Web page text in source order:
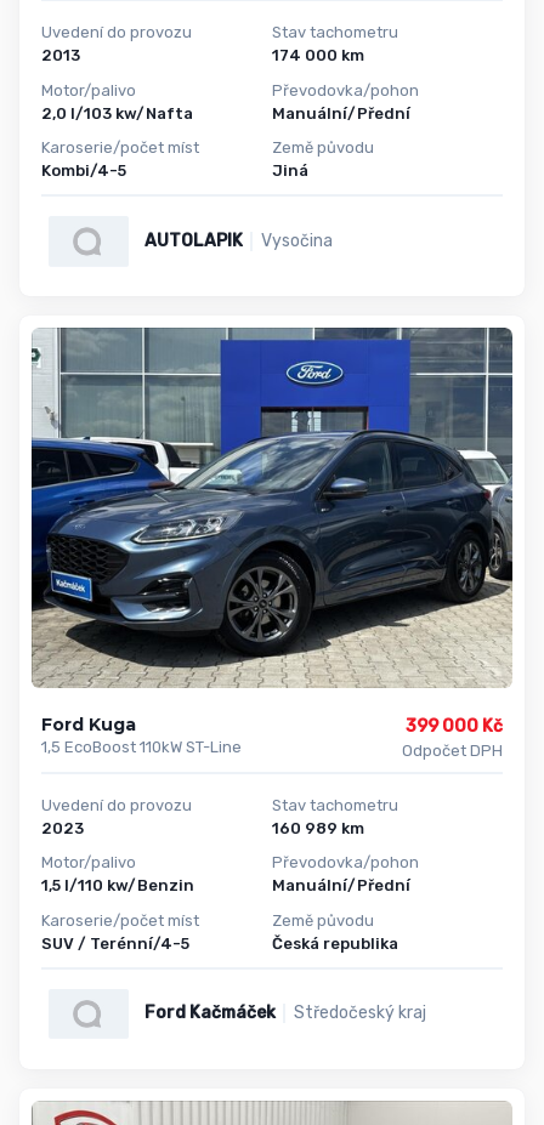
Uvedení do provozu
2013
Motor/palivo
2,0 l/103 kw/Nafta
Karoserie/počet míst
Kombi/4-5
Stav tachometru
174 000 km
Převodovka/pohon
Manuální/Přední
Země původu
Jiná
AUTOLAPIK Vysočina
Ford Kuga
1,5 EcoBoost 110kW ST-Line
399 000 Kč
Odpočet DPH
Uvedení do provozu
2023
Motor/palivo
1,5 l/110 kw/Benzin
Karoserie/počet míst
SUV / Terénní/4-5
Stav tachometru
160 989 km
Převodovka/pohon
Manuální/Přední
Země původu
Česká republika
Ford Kačmáček Středočeský kraj